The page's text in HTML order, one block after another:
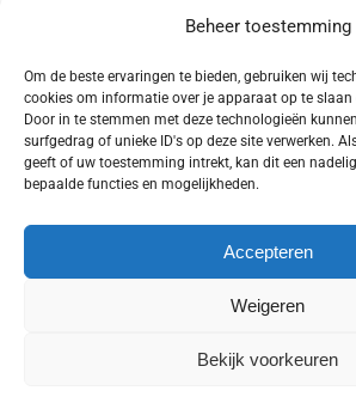
Beheer toestemming
Om de beste ervaringen te bieden, gebruiken wij
cookies om informatie over je apparaat op te
Door in te stemmen met deze technologieën
surfgedrag of unieke ID's op deze site verwerken.
geeft of uw toestemming intrekt, kan dit een
bepaalde functies en mogelijkheden.
Accepteren
Weigeren
Bekijk voorkeuren